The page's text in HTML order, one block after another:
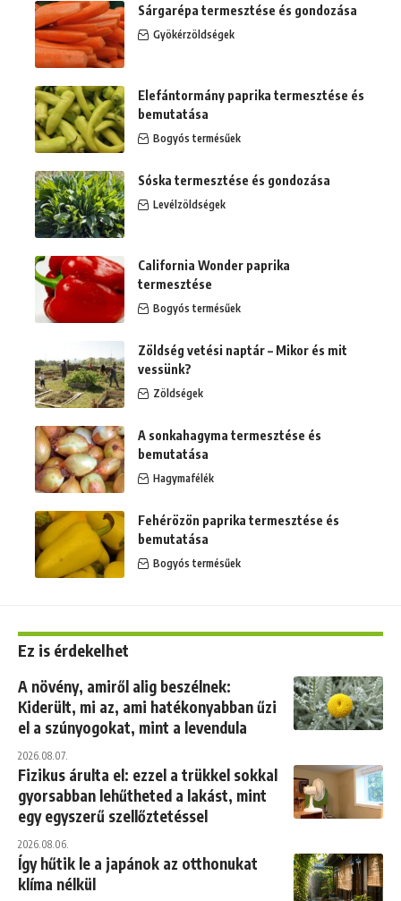
Sárgarépa termesztése és gondozása
Gyökérzöldségek
Elefántormány paprika termesztése és
bemutatása
Bogyós termésűek
Sóska termesztése és gondozása
Levélzöldségek
California Wonder paprika
termesztése
Bogyós termésűek
Zöldség vetési naptár – Mikor és mit
vessünk?
Zöldségek
A sonkahagyma termesztése és
bemutatása
Hagymafélék
Fehérözön paprika termesztése és
bemutatása
Bogyós termésűek
Ez is érdekelhet
A növény, amiről alig beszélnek:
Kiderült, mi az, ami hatékonyabban űzi
el a szúnyogokat, mint a levendula
2026.08.07.
Fizikus árulta el: ezzel a trükkel sokkal
gyorsabban lehűtheted a lakást, mint
egy egyszerű szellőztetéssel
2026.08.06.
Így hűtik le a japánok az otthonukat
klíma nélkül